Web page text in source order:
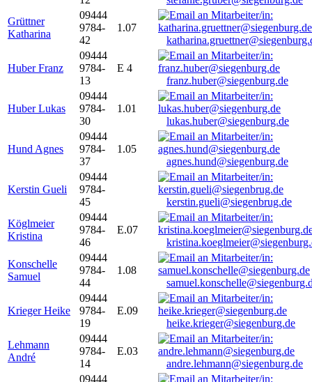
Grüttner
Katharina
09444
9784-
42
1.07
Huber Franz
09444
9784-
13
E 4
franz.huber@siegenburg.de
Huber Lukas
09444
9784-
30
1.01
lukas.huber@siegenburg.de
Hund Agnes
09444
9784-
37
1.05
agnes.hund@siegenburg.de
Kerstin Gueli
09444
9784-
45
kerstin.gueli@siegenbrug.de
Köglmeier
Kristina
09444
9784-
46
E.07
Konschelle
Samuel
09444
9784-
44
1.08
Krieger Heike
09444
9784-
19
E.09
heike.krieger@siegenburg.de
Lehmann
André
09444
9784-
14
E.03
andre.lehmann@siegenburg.de
09444